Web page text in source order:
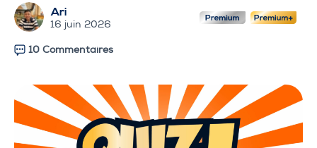
t
n
Ari
16 juin 2026
10 Commentaires